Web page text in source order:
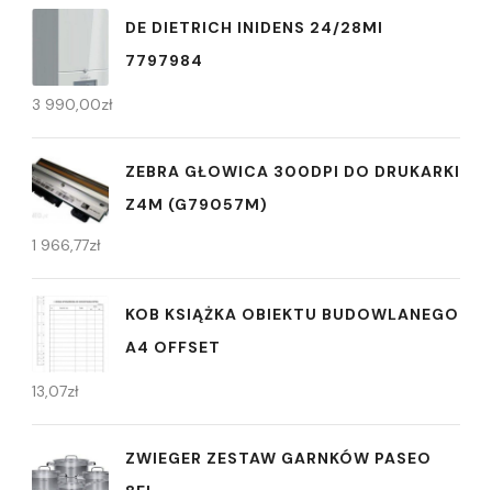
DE DIETRICH INIDENS 24/28MI
7797984
3 990,00zł
ZEBRA GŁOWICA 300DPI DO DRUKARKI
Z4M (G79057M)
1 966,77zł
KOB KSIĄŻKA OBIEKTU BUDOWLANEGO
A4 OFFSET
13,07zł
ZWIEGER ZESTAW GARNKÓW PASEO